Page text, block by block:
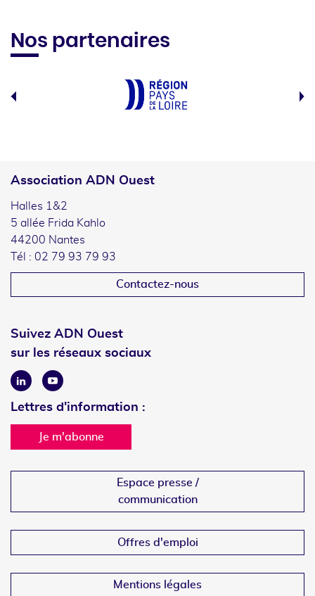
Nos partenaires
Association ADN Ouest
Halles 1&2
5 allée Frida Kahlo
44200 Nantes
Tél : 02 79 93 79 93
Contactez-nous
Suivez ADN Ouest
sur les réseaux sociaux
LinkedinYoutube
Lettres d'information :
Je m'abonne
Espace presse /
communication
Offres d'emploi
Mentions légales